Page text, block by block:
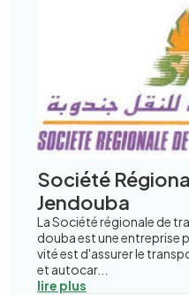
Société
Jendouba
La Société régionale de
douba est une entreprise
vité est d'assurer le
et autocar...
lire plus